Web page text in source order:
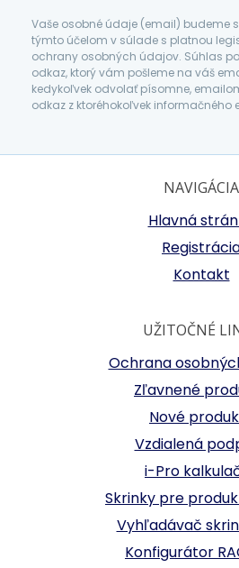
Vaše osobné údaje (email) budeme
týmto účelom v súlade s platnou
ochrany osobných údajov. Súhlas
odkaz, ktorý vám pošleme na váš
kedykoľvek odvolať písomne,
odkaz z ktoréhokoľvek informačného
NAVIGÁCIA
Hlavná
Kontakt
UŽITOČNÉ
Ochrana
Zľavnené
Nové
Vzdialená
i-Pro
Skrinky pre
Vyhľadávač
Konfigurátor